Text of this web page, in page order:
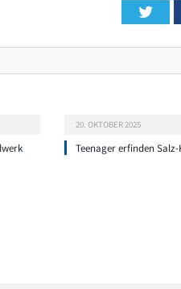
20. OKTOBER 2025
Teenager erfinden